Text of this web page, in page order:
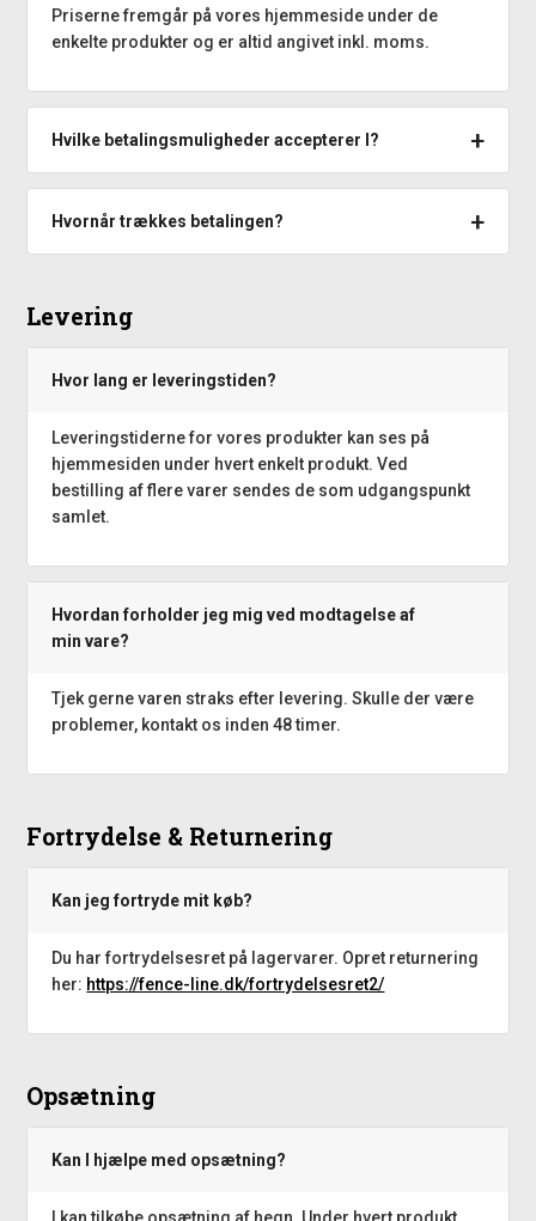
Priserne fremgår på vores hjemmeside under de
enkelte produkter og er altid angivet inkl. moms.
Hvilke betalingsmuligheder accepterer I?
Hvornår trækkes betalingen?
Levering
Hvor lang er leveringstiden?
Leveringstiderne for vores produkter kan ses på
hjemmesiden under hvert enkelt produkt. Ved
bestilling af flere varer sendes de som udgangspunkt
samlet.
Hvordan forholder jeg mig ved modtagelse af
min vare?
Tjek gerne varen straks efter levering. Skulle der være
problemer, kontakt os inden 48 timer.
Fortrydelse & Returnering
Kan jeg fortryde mit køb?
Du har fortrydelsesret på lagervarer. Opret returnering
her: https://fence-line.dk/fortrydelsesret2/
Opsætning
Kan I hjælpe med opsætning?